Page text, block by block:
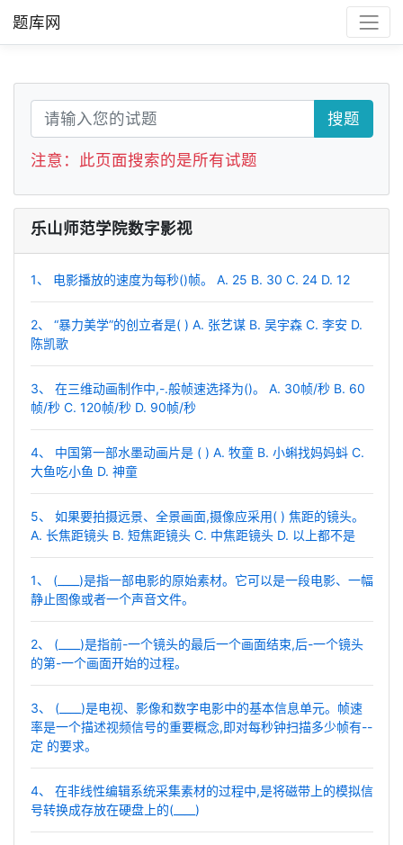
题库网
搜题
注意：此页面搜索的是所有试题
乐山师范学院数字影视
1、 电影播放的速度为每秒()帧。 A. 25 B. 30 C. 24 D. 12
2、 “暴力美学”的创立者是( ) A. 张艺谋 B. 吴宇森 C. 李安 D.
陈凯歌
3、 在三维动画制作中,-.般帧速选择为()。 A. 30帧/秒 B. 60
帧/秒 C. 120帧/秒 D. 90帧/秒
4、 中国第一部水墨动画片是 ( ) A. 牧童 B. 小蝌找妈妈蚪 C.
大鱼吃小鱼 D. 神童
5、 如果要拍摄远景、全景画面,摄像应采用( ) 焦距的镜头。
A. 长焦距镜头 B. 短焦距镜头 C. 中焦距镜头 D. 以上都不是
1、 (____)是指一部电影的原始素材。它可以是一段电影、一幅
静止图像或者一个声音文件。
2、 (____)是指前-一个镜头的最后一个画面结束,后-一个镜头
的第-一个画面开始的过程。
3、 (____)是电视、影像和数字电影中的基本信息单元。帧速
率是一个描述视频信号的重要概念,即对每秒钟扫描多少帧有--
定 的要求。
4、 在非线性编辑系统采集素材的过程中,是将磁带上的模拟信
号转换成存放在硬盘上的(____)